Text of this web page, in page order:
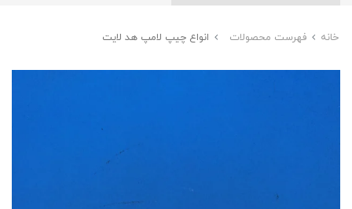
خانه فهرست محصولات انواع چیپ لامپ هد لایت